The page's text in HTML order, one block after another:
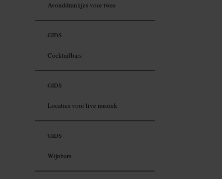
Avonddrankjes voor twee
GIDS
Cocktailbars
GIDS
Locaties voor live muziek
GIDS
Wijnbars